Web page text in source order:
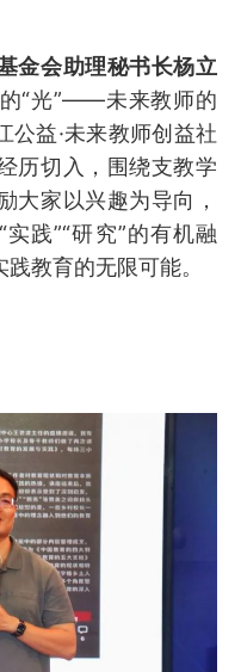
金会助理秘书长杨立
“光”——未来教师的
公益·未来教师创益社
历切入，围绕支教学
大家以兴趣为导向，
践”“研究”的有机融
教育的无限可能。